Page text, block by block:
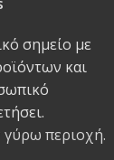
σημείο με
και
γύρω περιοχή.